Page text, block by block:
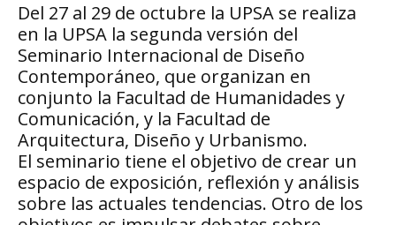
Del 27 al 29 de octubre la UPSA se realiza
en la UPSA la segunda versión del
Seminario Internacional de Diseño
Contemporáneo, que organizan en
conjunto la Facultad de Humanidades y
Comunicación, y la Facultad de
Arquitectura, Diseño y Urbanismo.
El seminario tiene el objetivo de crear un
espacio de exposición, reflexión y análisis
sobre las actuales tendencias. Otro de los